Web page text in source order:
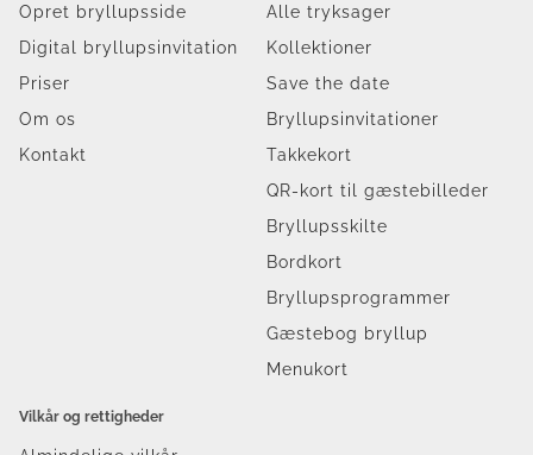
Opret bryllupsside
Digital bryllupsinvitation
Priser
Om os
Kontakt
Alle tryksager
Kollektioner
Save the date
Bryllupsinvitationer
Takkekort
QR-kort til gæstebilleder
Bryllupsskilte
Bordkort
Bryllupsprogrammer
Gæstebog bryllup
Menukort
Vilkår og rettigheder